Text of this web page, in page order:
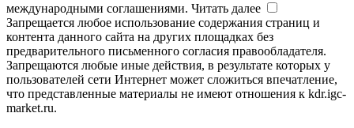
международными соглашениями. Читать далее
Запрещается любое использование содержания страниц и
контента данного сайта на других площадках без
предварительного письменного согласия правообладателя.
Запрещаются любые иные действия, в результате которых у
пользователей сети Интернет может сложиться впечатление,
что представленные материалы не имеют отношения к kdr.igc-
market.ru.